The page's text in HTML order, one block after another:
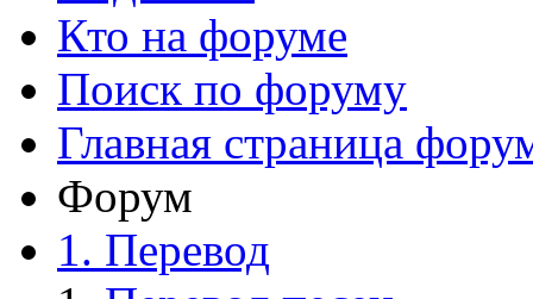
Кто на форуме
Поиск по форуму
Главная страница
Форум
1. Перевод